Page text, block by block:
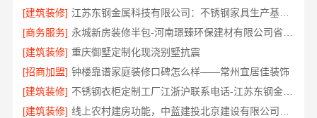
[建筑装修]
江苏东钢金属科技有限公司：不锈钢家具生产基地好不好
[商务服务]
[建筑装修] 重庆御墅定制化现浇别墅抗震
[招商加盟] 钟楼靠谱家庭装修口碑怎么样——常州宜居佳装饰
[建筑装修]
不锈钢衣柜定制工厂江浙沪联系电话-江苏东钢金属科技有限公司
[建筑装修]